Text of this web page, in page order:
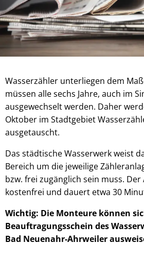
Wasserzähler unterliegen dem
müssen alle sechs Jahre, auch im
ausgewechselt werden. Daher
Oktober im Stadtgebiet
ausgetauscht.
Das städtische Wasserwerk weist
Bereich um die jeweilige
bzw. frei zugänglich sein muss.
kostenfrei und dauert etwa 30
Wichtig: Die Monteure können
Beauftragungsschein des
Bad Neuenahr-Ahrweiler